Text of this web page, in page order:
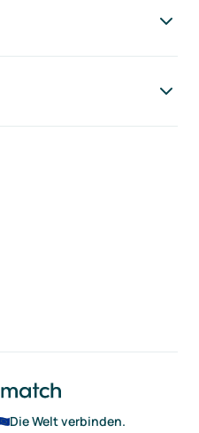
Die Welt verbinden.